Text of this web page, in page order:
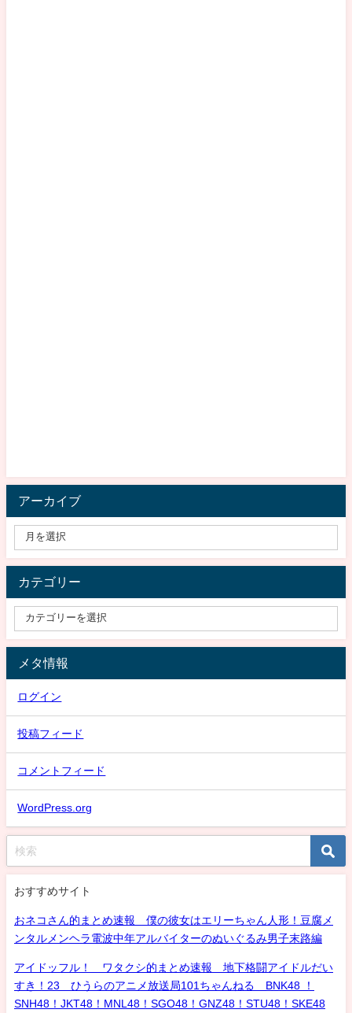
アーカイブ
カテゴリー
メタ情報
ログイン
投稿フィード
コメントフィード
WordPress.org
おすすめサイト
おネコさん的まとめ速報 僕の彼女はエリーちゃん人形！豆腐メ
ンタルメンヘラ電波中年アルバイターのぬいぐるみ男子末路編
アイドッフル！ ワタクシ的まとめ速報 地下格闘アイドルだい
すき！23 ひうらのアニメ放送局101ちゃんねる BNK48 ！
SNH48！JKT48！MNL48！SGO48！GNZ48！STU48！SKE48